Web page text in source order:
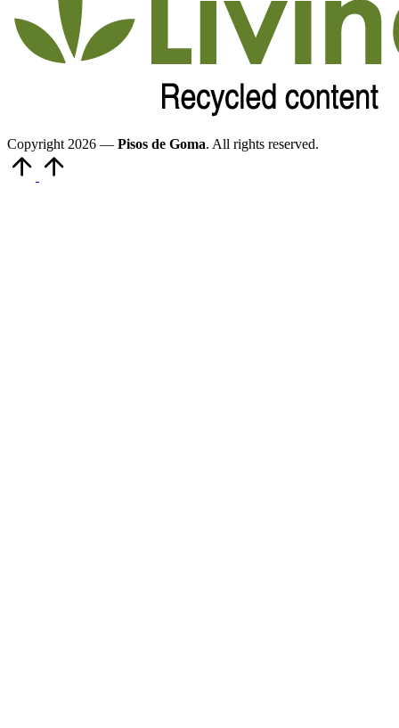
Copyright 2026 — Pisos de Goma. All rights reserved.